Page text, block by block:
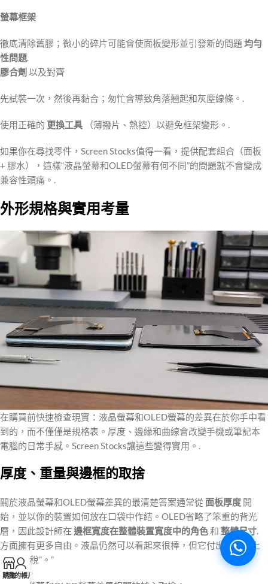
螢幕框架
徹底清除舊膠；微小的碎片可能會使面板變形並引發新的問題均勻
性問題.
膠合劑 以及對齊
先試裝一次，然後再黏合；匆忙會導致角落翹起和灰塵線條。.
使用正確的 更換工具 （薄撥片、熱控）以避免框架變形。.
如果你在尋找零件，Screen Stocks值得一看，提供配套組合（面板
+ 膠水），這樣“液晶螢幕和OLED螢幕有何不同”的問題就不會變成
兼容性頭痛。.
外形規格與實用考量
在購買前快速檢查現實：液晶螢幕和OLED螢幕的差異在於你手中看
到的，而不僅僅是規格表。厚度、邊緣和曲線會改變手機或筆記本
電腦的日常手感。Screen Stocks讓這些變得實用。.
厚度、重量與邊框的取捨
關於液晶螢幕和OLED螢幕差異的最清楚答案通常從 面板厚度 開
始，並以你的裝置如何放在口袋中作結。OLED省略了笨重的背光
層，因此設計師在 邊框寬度在整體裝置寬度中的角色和 整體尺寸.
方面擁有更多自由。液晶仍然可以看起來很棒，但它付出了物理上
的“層級稅”。”
購物
我的帳戶